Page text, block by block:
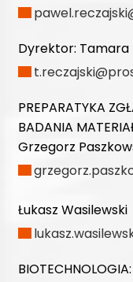
Dyrektor: Tamara
PREPARATYKA
BADANIA
Grzegorz
Łukasz Wasilewski
BIOTECHNOLOGIA: